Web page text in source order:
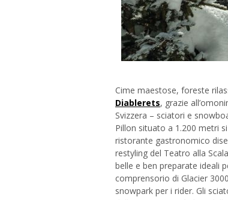
Cime maestose, foreste
Diablerets, grazie
Svizzera – sciatori e
Pillon situato a 1.200 metri
ristorante gastronomico
restyling del Teatro alla
belle e ben preparate ideali
comprensorio di Glacier
snowpark per i rider. Gli